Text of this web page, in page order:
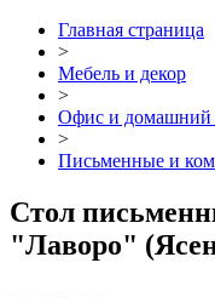
Главная страница
>
Мебель и декор
>
Офис и домашний
>
Письменные и
Стол
"Лаворо"